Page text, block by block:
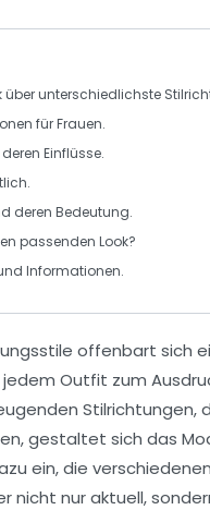
über unterschiedlichste
fürFrauen.
Einflüsse.
.
deren Bedeutung.
passenden Look?
Informationen.
offenbart sich
Outfit zum
Stilrichtungen,
gestaltet sich das
ein, die
nicht nur aktuell,